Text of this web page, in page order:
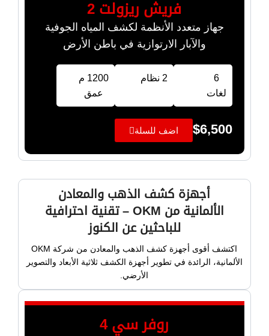
فريش ريزولت 2
جهاز متعدد الأنظمة لكشف المياه الجوفية
والآبار الارتوازية في باطن الأرض
6
لغات
2 نظام
1200 م
عمق
$6,500 اضف للسلة
أجهزة كشف الذهب والمعادن
الألمانية من OKM – تقنية احترافية
للباحثين عن الكنوز
اكتشف أقوى أجهزة كشف الذهب والمعادن من شركة OKM
الألمانية، الرائدة في تطوير أجهزة الكشف ثلاثية الأبعاد والتصوير
الأرضي.
روفر سي 4